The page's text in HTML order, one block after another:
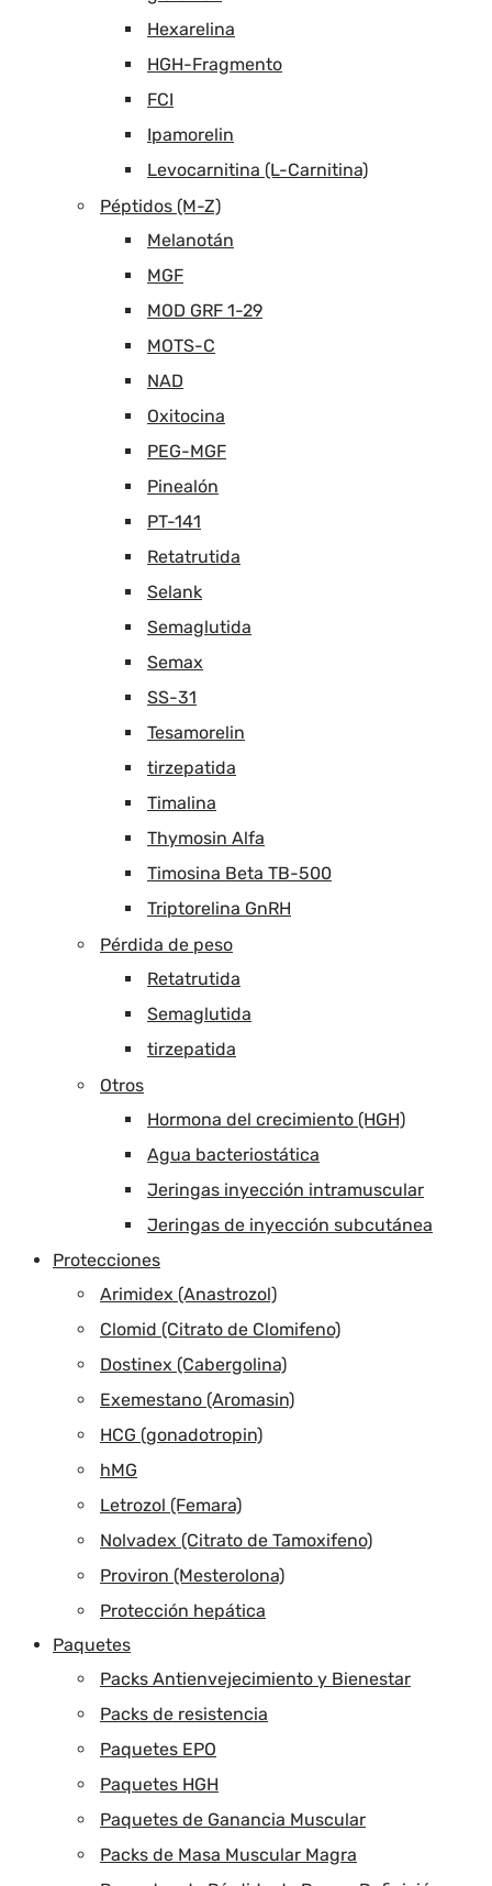
Hexarelina
HGH-Fragmento
FCI
Ipamorelin
Levocarnitina (L-Carnitina)
Péptidos (M-Z)
Melanotán
MGF
MOD GRF 1-29
MOTS-C
NAD
Oxitocina
PEG-MGF
Pinealón
PT-141
Retatrutida
Selank
Semaglutida
Semax
SS-31
Tesamorelin
tirzepatida
Timalina
Thymosin Alfa
Timosina Beta TB-500
Triptorelina GnRH
Pérdida de peso
Retatrutida
Semaglutida
tirzepatida
Otros
Hormona del crecimiento (HGH)
Agua bacteriostática
Jeringas inyección intramuscular
Jeringas de inyección subcutánea
Protecciones
Arimidex (Anastrozol)
Clomid (Citrato de Clomifeno)
Dostinex (Cabergolina)
Exemestano (Aromasin)
HCG (gonadotropin)
hMG
Letrozol (Femara)
Nolvadex (Citrato de Tamoxifeno)
Proviron (Mesterolona)
Protección hepática
Paquetes
Packs Antienvejecimiento y Bienestar
Packs de resistencia
Paquetes EPO
Paquetes HGH
Paquetes de Ganancia Muscular
Packs de Masa Muscular Magra